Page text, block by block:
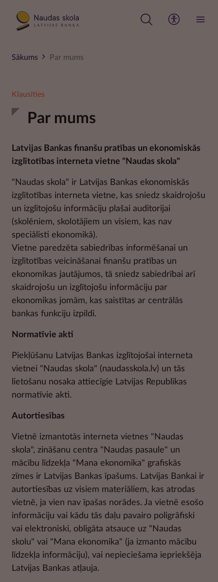
Sākums Par mums
Klausīties
Par mums
Latvijas Bankas finanšu pratības un ekonomiskās
izglītotības interneta vietne "Naudas skola"
"Naudas skola" ir Latvijas Bankas ekonomiskās
izglītotības interneta vietne, kas sniedz skaidrojošu
un izglītojošu informāciju plašai auditorijai
(skolēniem, skolotājiem un visiem, kas nav
speciālisti ekonomikā).
Vietne paredzēta sabiedrības informēšanai un
izglītotības veicināšanai finanšu pratības un
ekonomikas jautājumos, tā sniedz sabiedrībai arī
skaidrojošu un izglītojošu informāciju par
ekonomikas jomām, kas saistītas ar centrālās
bankas funkciju izpildi.
Normatīvie akti
Piekļūšanu Latvijas Bankas izglītojošai interneta
vietnei "Naudas skola" (naudasskola.lv) un tās
lietošanu nosaka attiecīgie Latvijas Republikas
normatīvie akti.
Autortiesības
Vietnē izmantotās interneta vietnes "Naudas
skola", zināšanu centra "Naudas pasaule" un
mācību līdzekļa "Mana ekonomika" grafiskās
zīmes ir Latvijas Bankas īpašums. Latvijas Bankai ir
autortiesības uz visiem materiāliem, kas atrodas
vietnē, ja vien nav īpašas norādes. Ja vietnē esošo
informāciju vai kādu tās daļu pavairo poligrāfiski
vai elektroniski, obligāta atsauce uz "Naudas
skolu" vai "Mana ekonomika" (ja izmanto mācību
līdzekļa informāciju), vai nepieciešama iepriekšēja
Latvijas Bankas atļauja.